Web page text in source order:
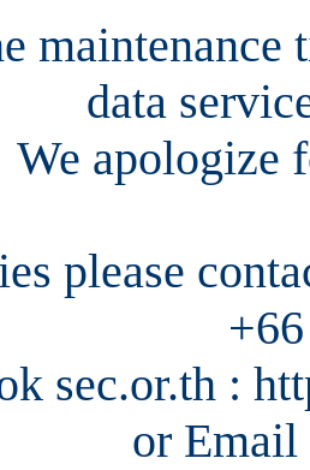
maintenance
data
We apologize
please
sec.or.th :
or Email